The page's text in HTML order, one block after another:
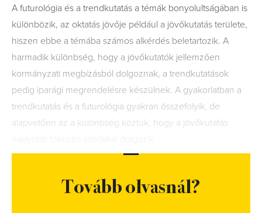
A futurológia és a trendkutatás a témák bonyolultságában is
különbözik, az oktatás jövője például a jövőkutatás területe,
hiszen ebbe a témába számos alkérdés beletartozik. A
harmadik különbség, hogy a jövőkutatók jellemzően
kormányzati megbízásból dolgoznak, a trendkutatások
pedig iparági megrendelésre készülnek. A gyakorlatban a
trendkutatás és a futurológia gyakran összefolyik, de
alapvetően az a különbség köztük, hogy a jövőkutatás
Tovább olvasnál?